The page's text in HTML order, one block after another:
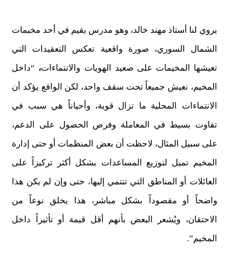
يروي لنا أستاذ مهند خالد، وهو مدرس يقيم في أحد مخيمات
الشمال السوري، صورة واقعية تعكس التعقيدات التي
تعيشها المخيمات على صعيد الهويات والانتماءات، “داخل
المخيم، نعيش جميعاً تحت سقف واحد، لكن الواقع يؤكد أن
الانتماءات المحلية ما تزال قوية، وأحياناً هي سبب في
تفاوت بسيط في المعاملة وفرص الحصول على الدعم،
على سبيل المثال، لاحظت أن بعض المنظمات أو حتى إدارة
المخيم تميل لتوزيع المساعدات بشكل أكثر تركيزاً على
العائلات أو المناطق التي تنتمي إليها، حتى وإن لم يكن هذا
واضحاً أو مقصوداً بشكل مباشر، هذا يخلق نوعاً من
الاحتقان، ويُشعر البعض بأنهم أقل قيمة أو تأثيراً داخل
المخيم”.